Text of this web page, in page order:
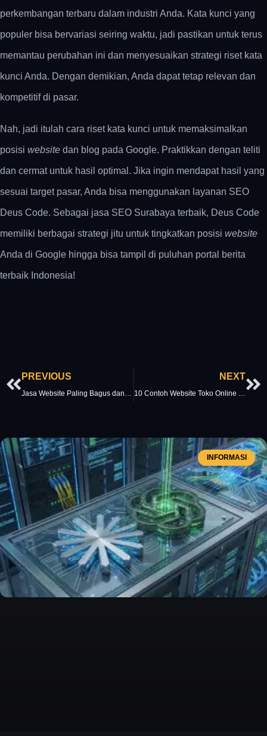
perkembangan terbaru dalam industri Anda. Kata kunci yang
populer bisa bervariasi seiring waktu, jadi pastikan untuk terus
memantau perubahan ini dan menyesuaikan strategi riset kata
kunci Anda. Dengan demikian, Anda dapat tetap relevan dan
kompetitif di pasar.
Nah, jadi itulah cara riset kata kunci untuk memaksimalkan
posisi website dan blog pada Google. Praktikkan dengan teliti
dan cermat untuk hasil optimal. Jika ingin mendapat hasil yang
sesuai target pasar, Anda bisa menggunakan layanan SEO
Deus Code. Sebagai jasa SEO Surabaya terbaik, Deus Code
memiliki berbagai strategi jitu untuk tingkatkan posisi website
Anda di Google hingga bisa tampil di puluhan portal berita
terbaik Indonesia!
Prev
PREVIOUS
Jasa Website Paling Bagus dan Cepat di Indonesia, Layanannya Lengkap!
NEXT
10 Contoh Website Toko Online Simpel dan Menarik, Patut Jadi Rujukan!
INFORMASI